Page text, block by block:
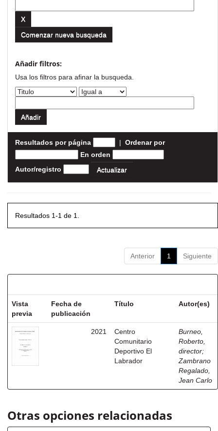
Comenzar nueva busqueda
Añadir filtros:
Usa los filtros para afinar la busqueda.
Resultados por página | Ordenar por
En orden
Autor/registro
Resultados 1-1 de 1.
Anterior 1 Siguiente
Vista
previa
Fecha de
publicación
Título Autor(es)
2021
Centro
Comunitario
Deportivo El
Labrador
Burneo,
Roberto,
director;
Zambrano
Regalado,
Jean Carlo
Otras opciones relacionadas